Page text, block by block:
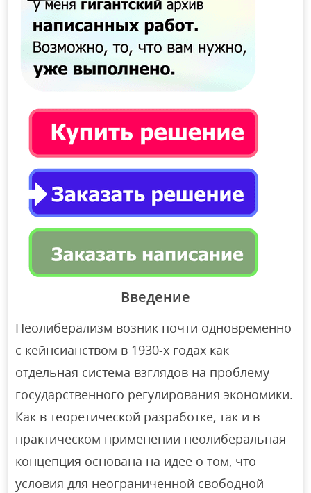
Введение
Неолиберализм возник почти одновременно
с кейнсианством в 1930-х годах как
отдельная система взглядов на проблему
государственного регулирования экономики.
Как в теоретической разработке, так и в
практическом применении неолиберальная
концепция основана на идее о том, что
условия для неограниченной свободной